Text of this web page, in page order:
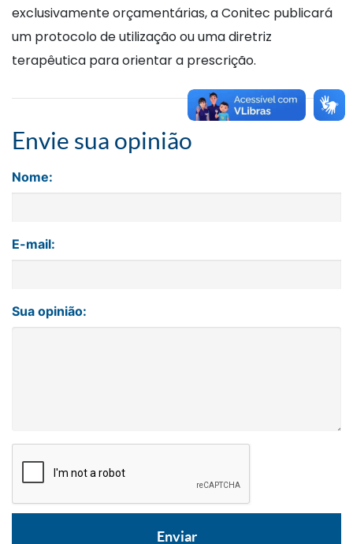
exclusivamente orçamentárias, a Conitec publicará
um protocolo de utilização ou uma diretriz
terapêutica para orientar a prescrição.
Envie sua opinião
Nome:
E-mail:
Sua opinião: